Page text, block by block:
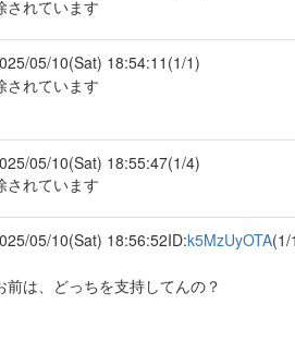
されています
05/10(Sat) 18:54:11 (1/1)
されています
05/10(Sat) 18:55:47(1/4)
されています
05/10(Sat) 18:56:52ID:k5MzUyOTA(1/
前は、どっちを支持してんの？